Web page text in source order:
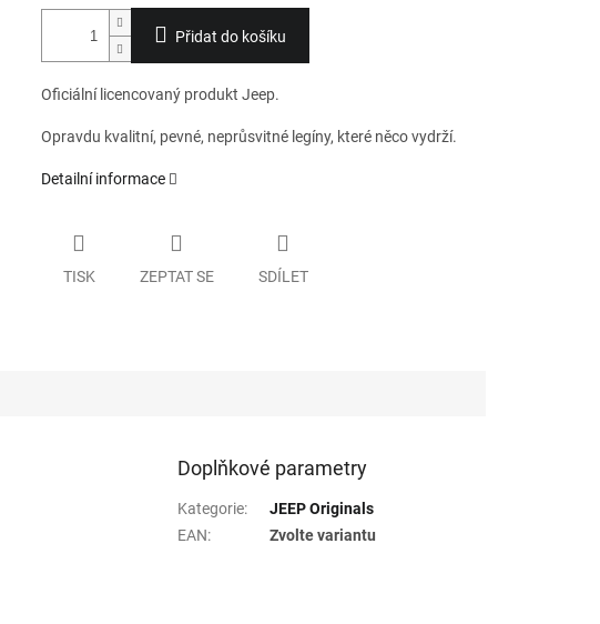
Přidat do košíku
Oficiální licencovaný produkt Jeep.
Opravdu kvalitní, pevné, neprůsvitné legíny, které něco vydrží.
Detailní informace
TISK ZEPTAT SE SDÍLET
Doplňkové parametry
Kategorie:
JEEP Originals
EAN: Zvolte variantu